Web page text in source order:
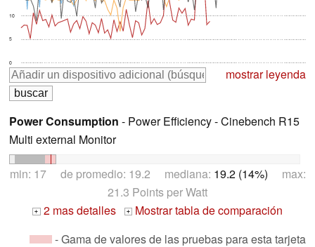
0
5
10
mostrar leyenda
Power Consumption - Power Efficiency - Cinebench R15
Multi external Monitor
min: 17 de promedio: 19.2 mediana: 19.2 (14%) max:
21.3 Points per Watt
+ 2 mas detalles +
Mostrar tabla de comparación
- Gama de valores de las pruebas para esta tarjeta